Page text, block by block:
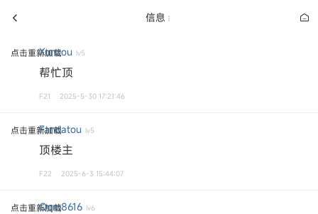
信息
点击重新加载
Xunzou lv5
帮忙顶
F21 2025-5-30 17:21:46
点击重新加载
Fandatou lv5
顶楼主
F22 2025-6-3 15:44:07
点击重新加载Qqm8616 lv6